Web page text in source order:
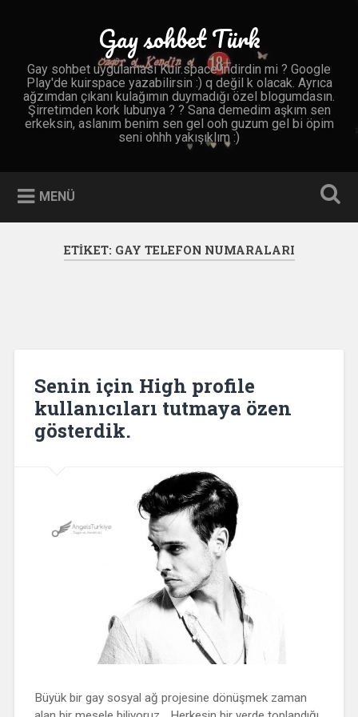
Gay sohbet Türk
Gay sohbet uygulaması Kuir.space indirdin mi ? Google
Play'de kuirspace yazabilirsin :) q değil k olacak. Ayrıca
ağzımdan çıkanı kulağımın duymadığı özel blogumdasın.
Şirretimden kork lubunya ? ? Sana demedim aşkım sen
erkeksin, aslanım benim sen gel ooh guzum gel bi öpim
seni ohhh yakışıklım :)
MENÜ
ETIKET: GAY TELEFON NUMARALARI
Senin için High profile
kullanıcıları tutmaya özen
gösterdik.
Büyük bir gay sosyal ağ projesine dönüşmek zaman